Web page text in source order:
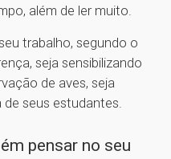
além de ler muito.
trabalho, segundo o
seja sensibilizando
de aves, seja
de seus estudantes.
pensar no seu